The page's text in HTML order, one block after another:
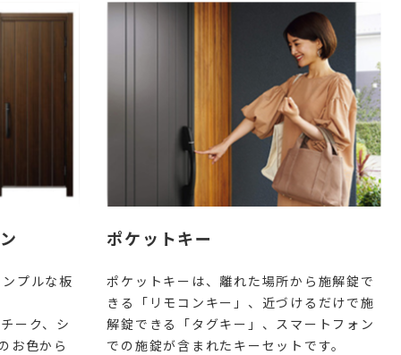
プルな板
ーク、シ
お色から
ポケットキー
ポケットキーは、離れた場所から施解錠で
きる「リモコンキー」、近づけるだけで施
解錠できる「タグキー」、スマートフォン
での施錠が含まれたキーセットです。